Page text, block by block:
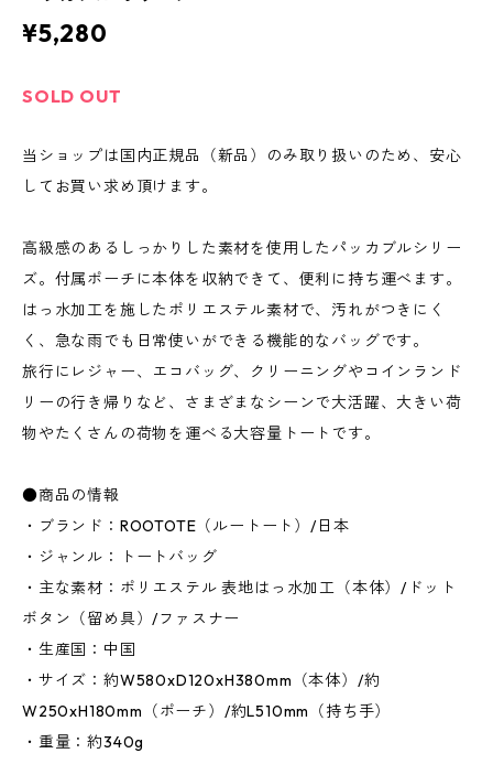
¥5,280
SOLD OUT
当ショップは国内正規品（新品）のみ取り扱いのため、安心
してお買い求め頂けます。
高級感のあるしっかりした素材を使用したパッカブルシリー
ズ。付属ポーチに本体を収納できて、便利に持ち運べます。
はっ水加工を施したポリエステル素材で、汚れがつきにく
く、急な雨でも日常使いができる機能的なバッグです。
旅行にレジャー、エコバッグ、クリーニングやコインランド
リーの行き帰りなど、さまざまなシーンで大活躍、大きい荷
物やたくさんの荷物を運べる大容量トートです。
●商品の情報
・ブランド：ROOTOTE（ルートート）/日本
・ジャンル：トートバッグ
・主な素材：ポリエステル 表地はっ水加工（本体）/ドット
ボタン（留め具）/ファスナー
・生産国：中国
・サイズ：約W580xD120xH380mm（本体）/約
W250xH180mm（ポーチ）/約L510mm（持ち手）
・重量：約340g